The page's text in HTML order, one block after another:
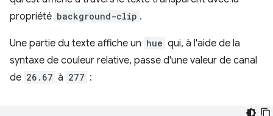
propriété background-clip .
Une partie du texte affiche un hue qui, à l'aide de la
syntaxe de couleur relative, passe d'une valeur de canal
de 26.67 à 277 :